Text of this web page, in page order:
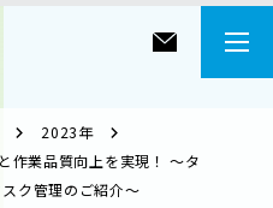
2023年
作業品質向上を実現！ ～タ
ク管理のご紹介～